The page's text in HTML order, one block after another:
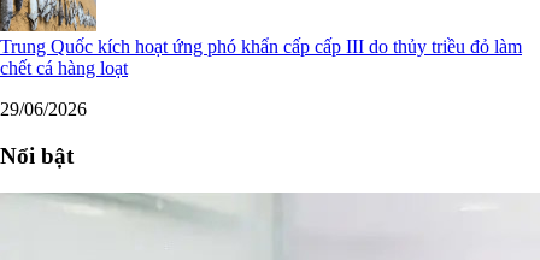
Trung Quốc kích hoạt ứng phó khẩn cấp cấp III do thủy triều đỏ làm
chết cá hàng loạt
29/06/2026
Nổi bật